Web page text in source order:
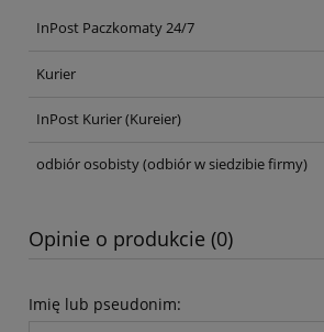
InPost Paczkomaty 24/7
Kurier
InPost Kurier(Kureier)
odbiór osobisty(odbiór w siedzibie firmy)
Opinie o produkcie (0)
Imię lub pseudonim: